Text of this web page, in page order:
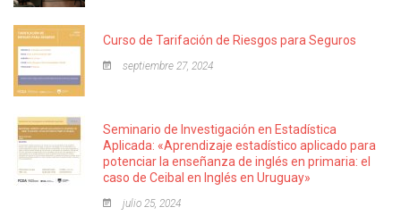
Curso de Tarifación de Riesgos para Seguros
septiembre 27, 2024
Seminario de Investigación en Estadística
Aplicada: «Aprendizaje estadístico aplicado para
potenciar la enseñanza de inglés en primaria: el
caso de Ceibal en Inglés en Uruguay»
julio 25, 2024